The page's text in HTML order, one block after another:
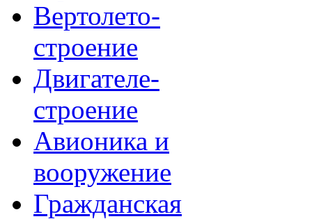
Вертолето-
строение
Двигателе-
строение
Авионика и
вооружение
Гражданская